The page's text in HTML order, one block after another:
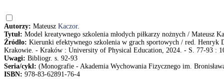
Autorzy: Mateusz Kaczor.
Tytuł: Model kreatywnego szkolenia młodych piłkarzy nożnych / Mateusz
Źródło: Kierunki efektywnego szkolenia w grach sportowych / red. Henryk
Krakowie. - Kraków : University of Physical Education, 2024. - S. 77-93 :
Uwagi: Bibliogr. s. 92-93
Seria/cykl: (Monografie - Akademia Wychowania Fizycznego im.
ISBN: 978-83-62891-76-4